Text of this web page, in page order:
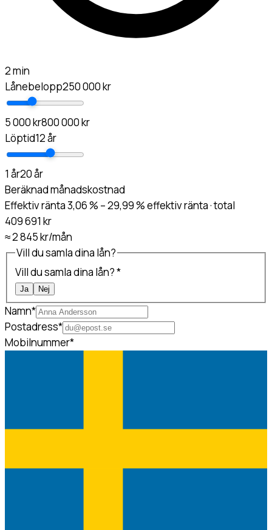
2 min
Lånebelopp250 000 kr
5 000 kr800 000 kr
Löptid12 år
1 år20 år
Beräknad månadskostnad
Effektiv ränta 3,06 % – 29,99 % effektiv ränta · total
409 691 kr
≈2 845 kr/mån
Vill du samla dina lån?
Vill du samla dina lån?*
Ja Nej
Namn*
Postadress*
Mobilnummer*